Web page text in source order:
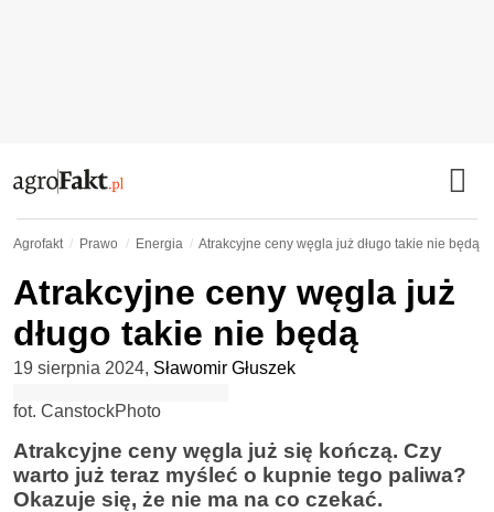
Agrofakt Prawo Energia Atrakcyjne ceny węgla już długo takie nie będą
Atrakcyjne ceny węgla już
długo takie nie będą
19 sierpnia 2024, Sławomir Głuszek
fot. CanstockPhoto
Atrakcyjne ceny węgla już się kończą. Czy
warto już teraz myśleć o kupnie tego paliwa?
Okazuje się, że nie ma na co czekać.